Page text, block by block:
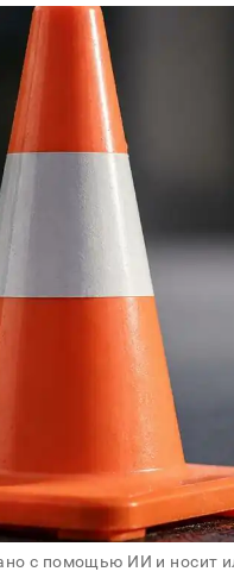
с помощью ИИ и носит